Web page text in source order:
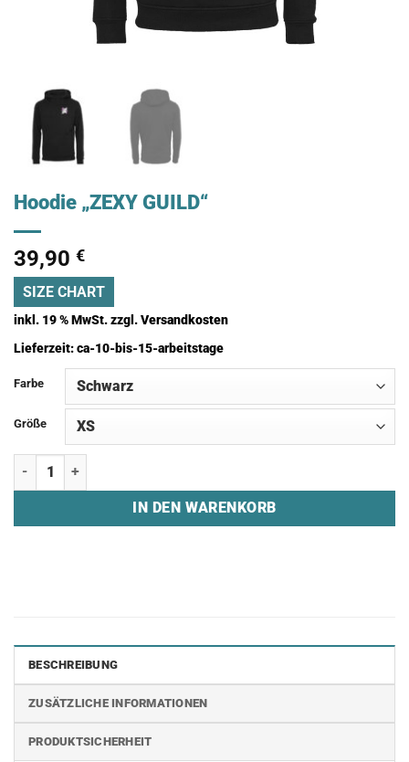
Hoodie „ZEXY GUILD“
39,90 €
SIZE CHART
inkl. 19 % MwSt.zzgl.Versandkosten
Lieferzeit:ca-10-bis-15-arbeitstage
Farbe
Größe
Hoodie "ZEXY GUILD" Menge
IN DEN WARENKORB
BESCHREIBUNG
ZUSÄTZLICHE INFORMATIONEN
PRODUKTSICHERHEIT